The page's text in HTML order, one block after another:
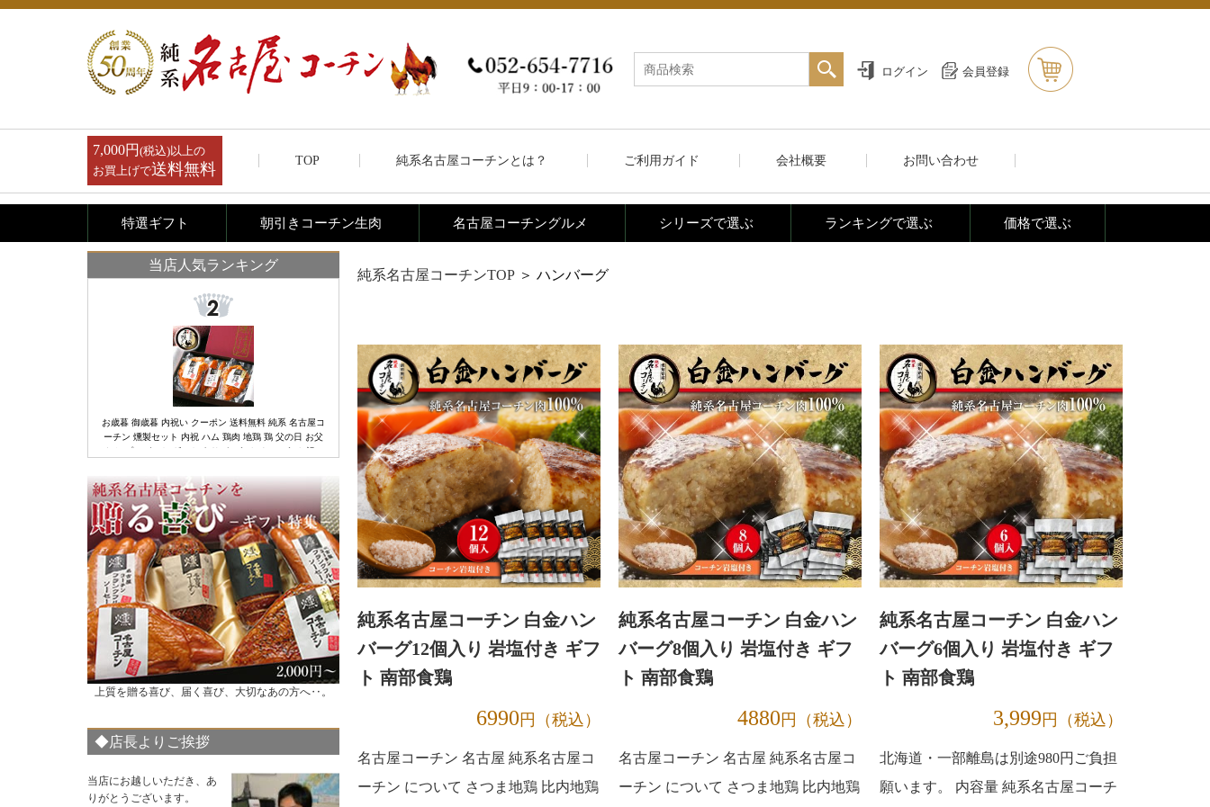
ログイン 会員登録
7,000円 (税込)以上の
お買上げで送料無料 TOP 純系名古屋コーチンとは？ ご利用ガイド 会社概要 お問い合わせ
特選ギフト
燻製ギフトセット 燻製・味噌漬けセット 朝引きコーチン生肉セット
朝引きコーチン生肉
モモ肉 ムネ肉 ささみ 肝（レバー） 生肉セット
名古屋コーチングルメ
コーチン串（焼き鳥） 旨塩鍋 ハンバーグ 1品グルメ 肉だんご
シリーズで選ぶ ランキングで選ぶ 価格で選ぶ
純系名古屋コーチンTOP ＞ ハンバーグ
純系名古屋コーチン 白金ハン
バーグ12個入り 岩塩付き ギフ
ト 南部食鶏
6990 円（税込）
名古屋コーチン 名古屋 純系名古屋コ
ーチン について さつま地鶏 比内地鶏
純系名古屋コーチン 白金ハン
バーグ8個入り 岩塩付き ギフ
ト 南部食鶏
4880 円（税込）
名古屋コーチン 名古屋 純系名古屋コ
ーチン について さつま地鶏 比内地鶏
純系名古屋コーチン 白金ハン
バーグ6個入り 岩塩付き ギフ
ト 南部食鶏
3,999 円（税込）
北海道・一部離島は別途980円ご負担
願います。 内容量 純系名古屋コーチ
当店人気ランキング
敬老の日 内祝い クーポン 送料無料 純系 名古屋コーチ
さん 会社 ビジネス 贈り物 20代 30代 40代 50代 60代 70
代 包装 のし 冷蔵 49
お歳暮 御歳暮 内祝い クーポン 送料無料 純系 名古屋コ
ーチン 燻製セット 地域特産品賞受賞店 内祝 ハム 鶏肉
おめでとう お祝い 会社 ビジネス 贈り物 20代 30代 40
代 50代 60代 包装 のし
お歳暮 御歳暮 内祝い クーポン 送料無料 純系 名古屋コ
ーチン 燻製セット 内祝 ハム 鶏肉 地鶏 鶏 父の日 お父
さん プレゼント ギフト ありがとう おめでとう お祝い
代 70代 包装 のし 24
お歳暮 御歳暮 内祝い クーポン 送料無料 純系 名古屋コ
ーチン 燻製セット 内祝 ハム 鶏肉 地鶏 鶏 父の日 お父
さん プレゼント ギフト ありがとう おめでとう お祝い
お母さん 会社 ビジネス 贈り物 20代 30代 40代 50代 60
代 包装 のし 冷蔵 44
お歳暮 御歳暮 内祝い 出産内祝い ギフト クーポン 水炊
き 送料無料 純系 名古屋コーチン 旨塩鍋 うどん付き
2〜3人用 ハム 鶏肉 地鶏 プレゼント ギフト ありがとう
おめでとう お祝い お母さん 会社 ビジネス 贈り物 20代
上質を贈る喜び、届く喜び、大切なあの方へ‥。
◆店長よりご挨拶
当店にお越しいただき、あ
りがとうございます。